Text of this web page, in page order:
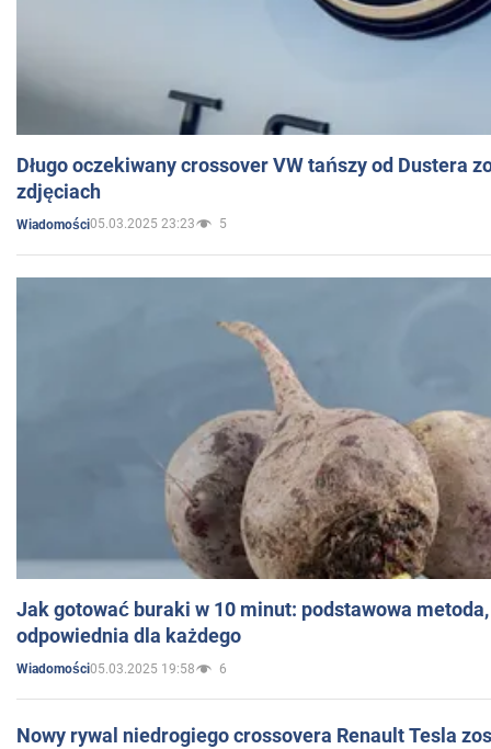
Długo oczekiwany crossover VW tańszy od Dustera
zdjęciach
Wiadomości05.03.2025 23:23 5
Jak gotować buraki w 10 minut: podstawowa
odpowiednia dla każdego
Wiadomości05.03.2025 19:58 6
Nowy rywal niedrogiego crossovera Renault Tesla